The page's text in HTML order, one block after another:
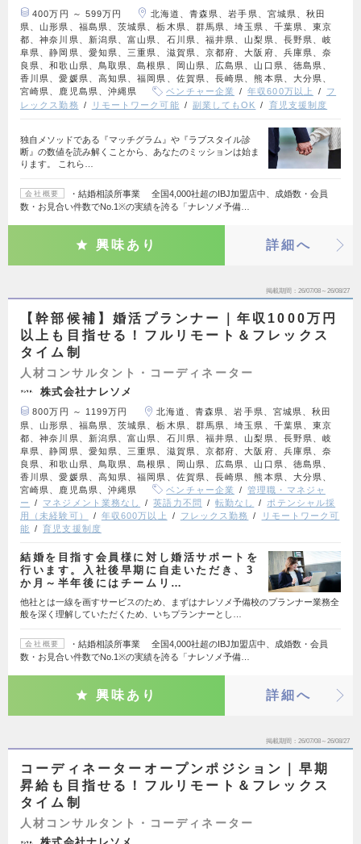
400万円 ～ 599万円
北海道、青森県、岩手県、宮城県、秋田
県、山形県、福島県、茨城県、栃木県、群馬県、埼玉県、千葉県、東京
都、神奈川県、新潟県、富山県、石川県、福井県、山梨県、長野県、岐
阜県、静岡県、愛知県、三重県、滋賀県、京都府、大阪府、兵庫県、奈
良県、和歌山県、鳥取県、島根県、岡山県、広島県、山口県、徳島県、
香川県、愛媛県、高知県、福岡県、佐賀県、長崎県、熊本県、大分県、
宮崎県、鹿児島県、沖縄県
ベンチャー企業 年収600万以上
フ
レックス勤務
リモートワーク可能 副業してもOK 育児支援制度
独自メソッドである『マッチグラム』や『ラブスタイル診
断』の数値を読み解くことから、あなたのミッションは始ま
ります。 これら…
会社概要
・結婚相談所事業 全国4,000社超のIBJ加盟店中、成婚数・会員
数・お見合い件数でNo.1※の実績を誇る「ナレソメ予備…
興味あり 詳細へ
掲載期間 26/07/08～26/08/27
【幹部候補】婚活プランナー｜年収1000万円
以上も目指せる！フルリモート＆フレックス
タイム制
人材コンサルタント・コーディネーター
株式会社ナレソメ
800万円 ～ 1199万円
北海道、青森県、岩手県、宮城県、秋田
県、山形県、福島県、茨城県、栃木県、群馬県、埼玉県、千葉県、東京
都、神奈川県、新潟県、富山県、石川県、福井県、山梨県、長野県、岐
阜県、静岡県、愛知県、三重県、滋賀県、京都府、大阪府、兵庫県、奈
良県、和歌山県、鳥取県、島根県、岡山県、広島県、山口県、徳島県、
香川県、愛媛県、高知県、福岡県、佐賀県、長崎県、熊本県、大分県、
宮崎県、鹿児島県、沖縄県
ベンチャー企業
管理職・マネジャ
ー
マネジメント業務なし 英語力不問 転勤なし
ポテンシャル採
用（未経験可）
年収600万以上 フレックス勤務
リモートワーク可
能
育児支援制度
結婚を目指す会員様に対し婚活サポートを
行います。入社後早期に自走いただき、3
か月～半年後にはチームリ…
他社とは一線を画すサービスのため、まずはナレソメ予備校のプランナー業務全
般を深く理解していただくため、いちプランナーとし…
会社概要
・結婚相談所事業 全国4,000社超のIBJ加盟店中、成婚数・会員
数・お見合い件数でNo.1※の実績を誇る「ナレソメ予備…
興味あり 詳細へ
掲載期間 26/07/08～26/08/27
コーディネーターオープンポジション｜早期
昇給も目指せる！フルリモート＆フレックス
タイム制
人材コンサルタント・コーディネーター